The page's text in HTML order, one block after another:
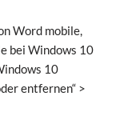
Word mobile,
bei Windows 10
10
entfernen“ >